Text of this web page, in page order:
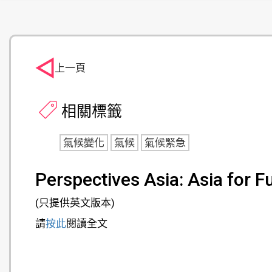
Perspectives Asia: Asia for
(只提供英文版本)
請按此閱讀全文
相關標籤
氣候變化 氣候 氣候緊急
上一頁